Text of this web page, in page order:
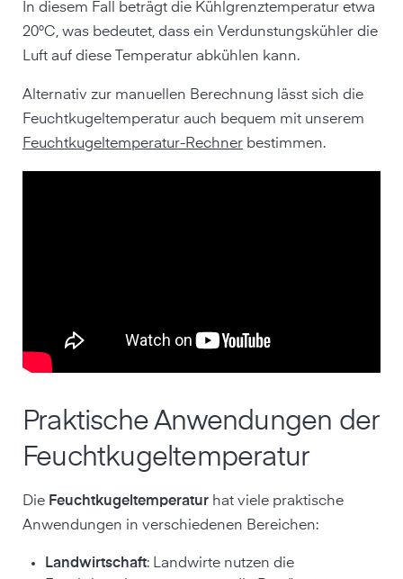
In diesem Fall beträgt die Kühlgrenztemperatur etwa
20°C, was bedeutet, dass ein Verdunstungskühler die
Luft auf diese Temperatur abkühlen kann.
Alternativ zur manuellen Berechnung lässt sich die
Feuchtkugeltemperatur auch bequem mit unserem
Feuchtkugeltemperatur-Rechner bestimmen.
Praktische Anwendungen der
Feuchtkugeltemperatur
Die Feuchtkugeltemperatur hat viele praktische
Anwendungen in verschiedenen Bereichen:
Landwirtschaft: Landwirte nutzen die